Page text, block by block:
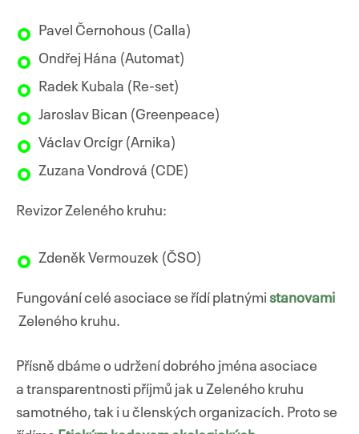
Pavel Černohous (Calla)
Ondřej Hána (Automat)
Radek Kubala (Re-set)
Jaroslav Bican (Greenpeace)
Václav Orcígr (Arnika)
Zuzana Vondrová (CDE)
Revizor Zeleného kruhu:
Zdeněk Vermouzek (ČSO)
Fungování celé asociace se řídí platnými stanovami
Zeleného kruhu.
Přísně dbáme o udržení dobrého jména asociace
a transparentnosti příjmů jak u Zeleného kruhu
samotného, tak i u členských organizacích. Proto se